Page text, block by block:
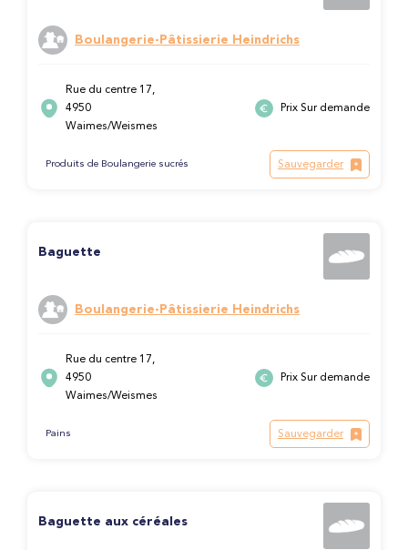
Boulangerie-Pâtissierie Heindrichs
Rue du centre 17,
4950
Waimes/Weismes
Prix Sur demande
Produits de Boulangerie sucrés Sauvegarder
Baguette
Boulangerie-Pâtissierie Heindrichs
Rue du centre 17,
4950
Waimes/Weismes
Prix Sur demande
Pains Sauvegarder
Baguette aux céréales